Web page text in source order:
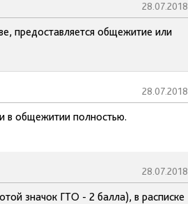
28.07.2018
предоставляется общежитие или
28.07.2018
в общежитии полностью.
28.07.2018
значок ГТО - 2 балла), в расписке